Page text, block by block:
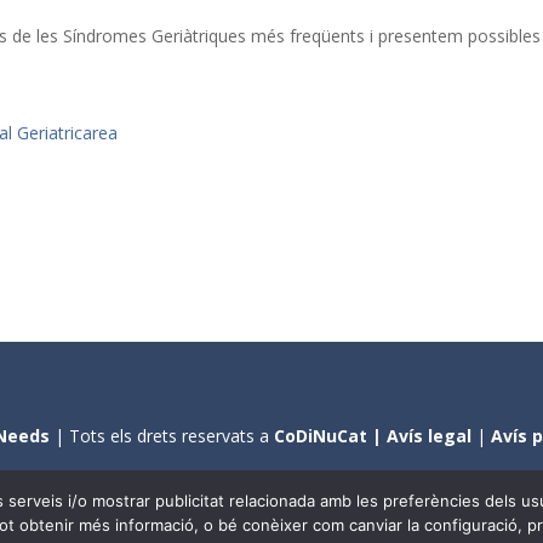
de les Síndromes Geriàtriques més freqüents i presentem possibles
Geriatricarea
| Tots els drets reservats a CoDiNuCat |Avís legal |Avís
del llenguatge. No obstant això, i a causa de la seva extensió,
a genèric, atès que és una professió que compta amb al
i/o mostrar publicitat relacionada amb les preferències dels
obtenir més informació, o bé conèixer com canviar la configuració,